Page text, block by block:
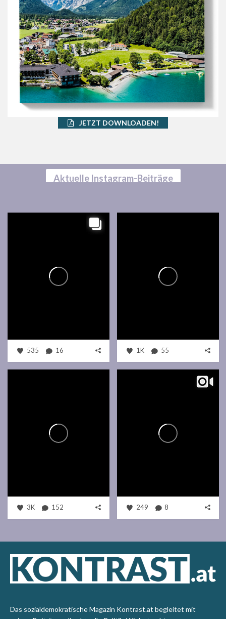
JETZT DOWNLOADEN!
Aktuelle Instagram-Beiträge
535 16 1K 55
3K 152 249 8
Das sozialdemokratische Magazin Kontrast.at begleitet mit